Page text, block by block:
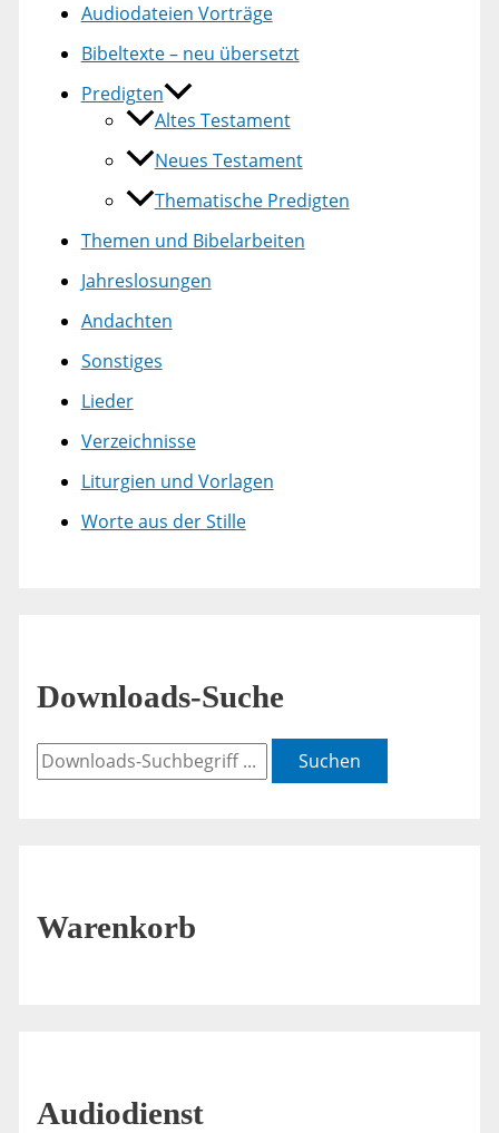
Audiodateien Vorträge
Bibeltexte – neu übersetzt
Predigten
Altes Testament
Neues Testament
Thematische Predigten
Themen und Bibelarbeiten
Jahreslosungen
Andachten
Sonstiges
Lieder
Verzeichnisse
Liturgien und Vorlagen
Worte aus der Stille
Downloads-Suche
Suchen
Warenkorb
Audiodienst